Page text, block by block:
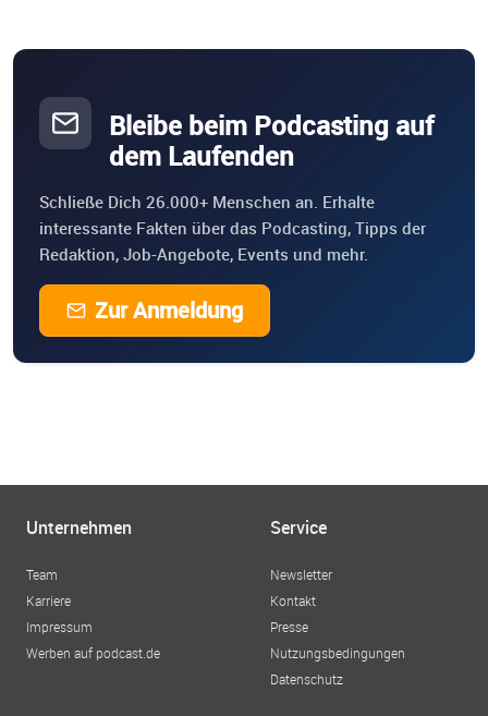
Bleibe beim Podcasting auf
dem Laufenden
Schließe Dich 26.000+ Menschen an. Erhalte
interessante Fakten über das Podcasting, Tipps der
Redaktion, Job-Angebote, Events und mehr.
Zur Anmeldung
Unternehmen
Team
Karriere
Impressum
Werben auf podcast.de
Service
Newsletter
Kontakt
Presse
Nutzungsbedingungen
Datenschutz